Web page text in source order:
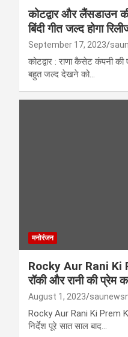
कोटद्वार और लैंसडाउन की
बिंदी गीत जल्द होगा
September 17, 2023
कोटद्वार : राणा कैसेट कंपनी की
बहुत जल्द देखने को…
मनोरंजन
Rocky Aur Rani Ki
रॉकी और रानी की प्रेम
August 1, 2023
Rocky Aur Rani Ki Prem
निर्देश पूरे सात साल बाद…